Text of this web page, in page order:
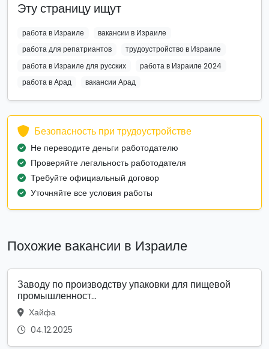
Эту страницу ищут
работа в Израиле
вакансии в Израиле
работа для репатриантов
трудоустройство в Израиле
работа в Израиле для русских
работа в Израиле 2024
работа в Арад
вакансии Арад
Безопасность при трудоустройстве
Не переводите деньги работодателю
Проверяйте легальность работодателя
Требуйте официальный договор
Уточняйте все условия работы
Похожие вакансии в Израиле
Заводу по производству упаковки для пищевой
промышленност...
Хайфа
04.12.2025